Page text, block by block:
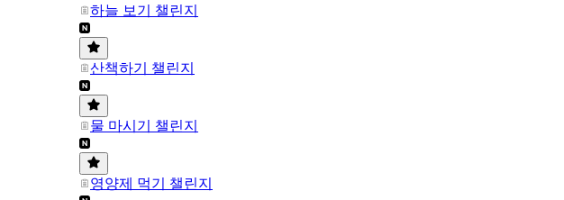
하늘 보기 챌린지
산책하기 챌린지
물 마시기 챌린지
영양제 먹기 챌린지